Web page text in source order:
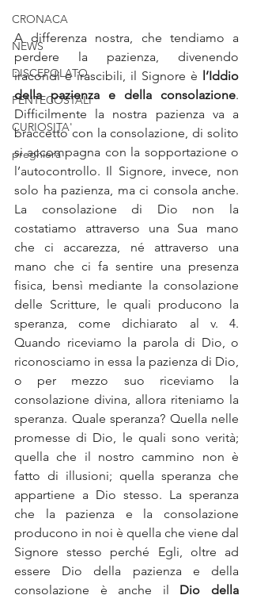
CRONACA
NEWS
DISCEPOLATO
PENTECOSTALI
CURIOSITA'
preghiera
A differenza nostra, che tendiamo a
perdere la pazienza, divenendo
iracondi e irascibili, il Signore è
l’Iddio
della pazienza e della consolazione.
Difficilmente la nostra pazienza va a
braccetto con la consolazione, di solito
si accompagna con la sopportazione o
l’autocontrollo. Il Signore, invece, non
solo ha pazienza, ma ci consola anche.
La consolazione di Dio non la
costatiamo attraverso una Sua mano
che ci accarezza, né attraverso una
mano che ci fa sentire una presenza
fisica, bensì mediante la consolazione
delle Scritture, le quali producono la
speranza, come dichiarato al v. 4.
Quando riceviamo la parola di Dio, o
riconosciamo in essa la pazienza di Dio,
o per mezzo suo riceviamo la
consolazione divina, allora riteniamo la
speranza. Quale speranza? Quella nelle
promesse di Dio, le quali sono verità;
quella che il nostro cammino non è
fatto di illusioni; quella speranza che
appartiene a Dio stesso. La speranza
che la pazienza e la consolazione
producono in noi è quella che viene dal
Signore stesso perché Egli, oltre ad
essere Dio della pazienza e della
consolazione è anche il Dio della